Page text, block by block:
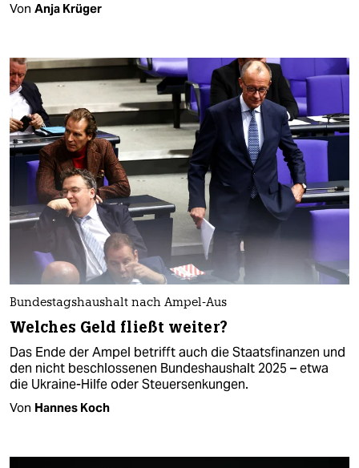
Von Anja Krüger
Bundestagshaushalt nach Ampel-Aus
Welches Geld fließt weiter?
Das Ende der Ampel betrifft auch die Staatsfinanzen und
den nicht beschlossenen Bundeshaushalt 2025 – etwa
die Ukraine-Hilfe oder Steuersenkungen.
Von Hannes Koch